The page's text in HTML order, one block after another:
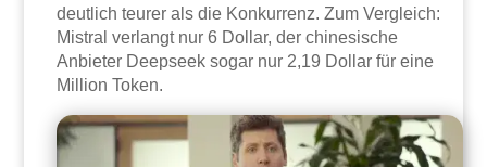
deutlich teurer als die Konkurrenz. Zum Vergleich:
Mistral verlangt nur 6 Dollar, der chinesische
Anbieter Deepseek sogar nur 2,19 Dollar für eine
Million Token.